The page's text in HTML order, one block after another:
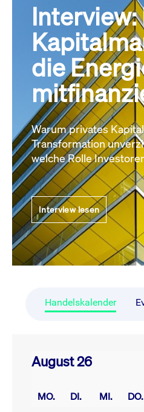
Interview:
die
Warum privates
Transformation
welche Rolle
Interview lesen
Handelskalender
August 26
MO. DI. MI. DO.